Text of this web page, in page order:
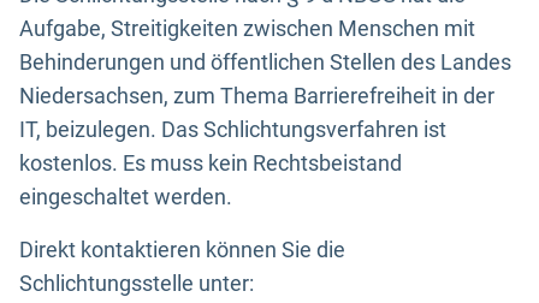
Aufgabe, Streitigkeiten zwischen Menschen mit
Behinderungen und öffentlichen Stellen des Landes
Niedersachsen, zum Thema Barrierefreiheit in der
IT, beizulegen. Das Schlichtungsverfahren ist
kostenlos. Es muss kein Rechtsbeistand
eingeschaltet werden.
Direkt kontaktieren können Sie die
Schlichtungsstelle unter: